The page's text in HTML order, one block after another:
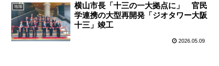
地域
横山市長「十三の一大拠点に」 官民
学連携の大型再開発「ジオタワー大阪
十三」竣工
2026.05.09